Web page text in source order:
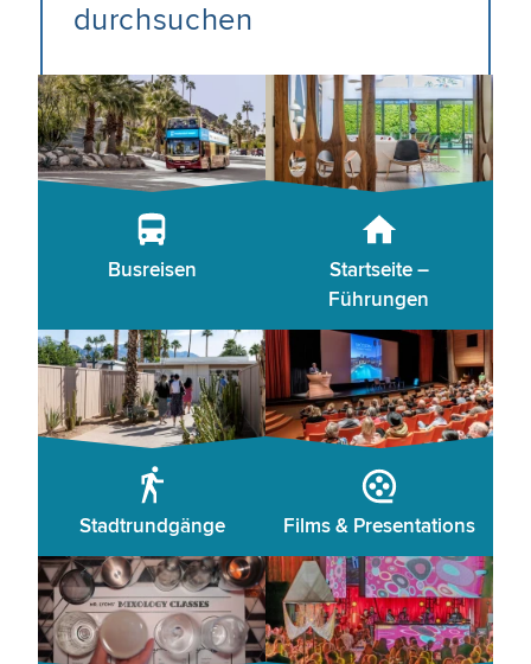
durchsuchen
Busreisen
Startseite –
Führungen
Stadtrundgänge Films & Presentations